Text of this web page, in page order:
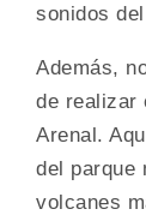
sonidos
Además,
de realizar
Arenal.
del parque
volcanes